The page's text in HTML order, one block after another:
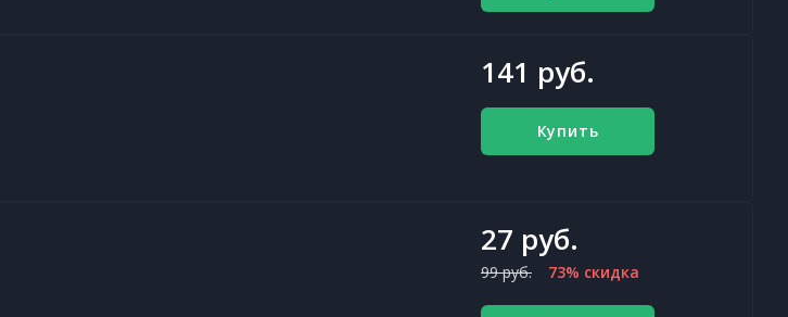
141 руб.
Купить
27 руб.
99 руб. 73% скидка